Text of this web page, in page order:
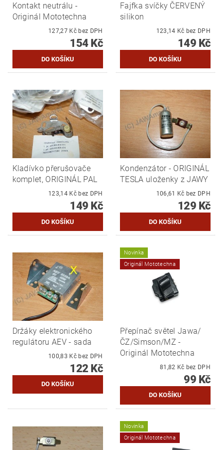
Kontakt neutrálu -
Originál Mototechna
127,27 Kč bez DPH
154 Kč
Fajfka svíčky ČERVENÝ
silikon
123,14 Kč bez DPH
149 Kč
Kladívko přerušovače
komplet, ORIGINÁL PAL
123,14 Kč bez DPH
149 Kč
Kondenzátor - ORIGINÁL
TESLA uloženky z JAWY
106,61 Kč bez DPH
129 Kč
Držáky elektronického
regulátoru AEV - sada
100,83 Kč bez DPH
122 Kč
Novinka
Originál Mototechna
Přepínač světel Jawa/
ČZ/Simson/MZ -
Originál Mototechna
81,82 Kč bez DPH
99 Kč
Novinka
Originál Mototechna